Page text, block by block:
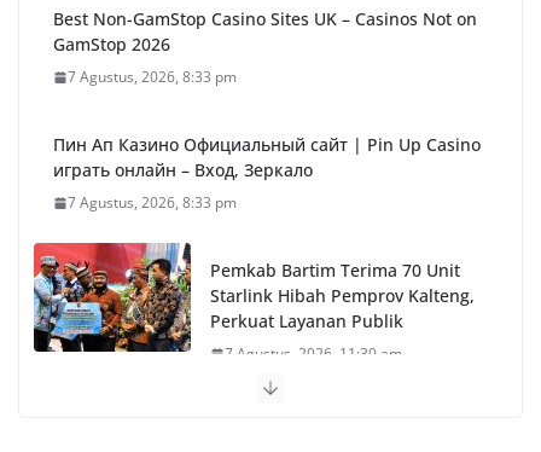
Best Non-GamStop Casino Sites UK – Casinos Not on
GamStop 2026
7 Agustus, 2026, 8:33 pm
Пин Ап Казино Официальный сайт | Pin Up Casino
играть онлайн – Вход, Зеркало
7 Agustus, 2026, 8:33 pm
Pemkab Bartim Terima 70 Unit
Starlink Hibah Pemprov Kalteng,
Perkuat Layanan Publik
7 Agustus, 2026, 11:30 am